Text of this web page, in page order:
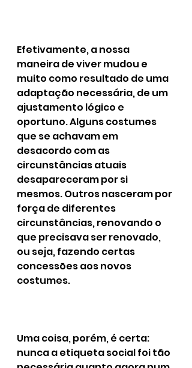
Efetivamente, a nossa
maneira de viver mudou e
muito como resultado de uma
adaptação necessária, de um
ajustamento lógico e
oportuno. Alguns costumes
que se achavam em
desacordo com as
circunstâncias atuais
desapareceram por si
mesmos. Outros nasceram por
força de diferentes
circunstâncias, renovando o
que precisava ser renovado,
ou seja, fazendo certas
concessões aos novos
costumes.
Uma coisa, porém, é certa:
nunca a etiqueta social foi tão